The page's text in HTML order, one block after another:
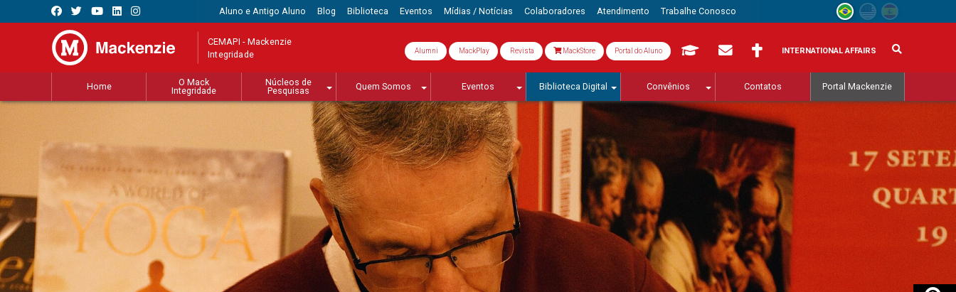
Aluno e Antigo Aluno Blog Biblioteca Eventos Mídias / Notícias Colaboradores Atendimento Trabalhe Conosco
CEMAPI - Mackenzie
Integridade Alumni MackPlay Revista MackStore Portal do Aluno INTERNATIONAL AFFAIRS
Home
O Mack
Integridade
Núcleos de
Pesquisas
Quem Somos Eventos Biblioteca Digital Convênios Contatos Portal Mackenzie